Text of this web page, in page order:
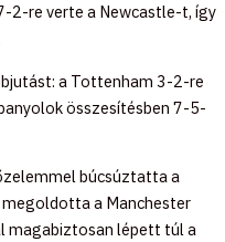
2-re verte a Newcastle-t, így
a Tottenham 3-2-re
összesítésben 7-5-
búcsúztatta a
a Manchester
magabiztosan lépett túl a